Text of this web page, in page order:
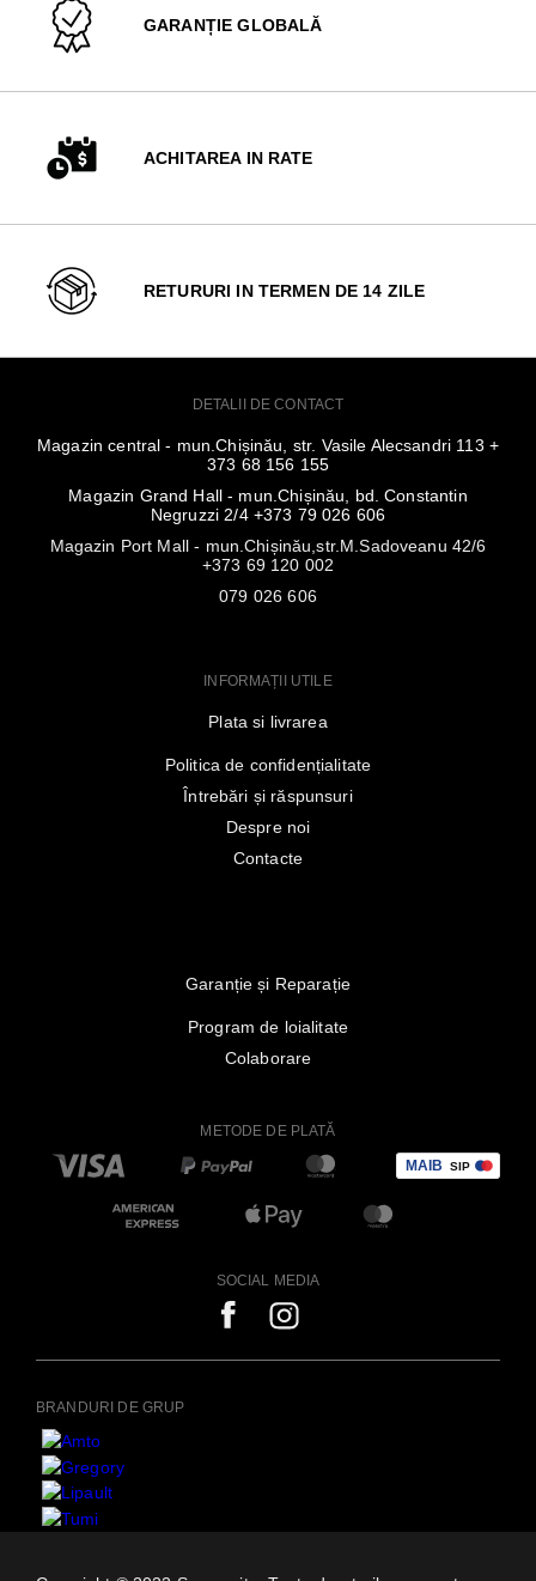
GARANȚIE GLOBALĂ
ACHITAREA IN RATE
RETURURI IN TERMEN DE 14 ZILE
DETALII DE CONTACT
Magazin central - mun.Chișinău, str. Vasile Alecsandri 113 +
373 68 156 155
Magazin Grand Hall - mun.Chișinău, bd. Constantin
Negruzzi 2/4 +373 79 026 606
Magazin Port Mall - mun.Chișinău,str.M.Sadoveanu 42/6
+373 69 120 002
079 026 606
INFORMAȚII UTILE
Plata si livrarea
Politica de confidențialitate
Întrebări și răspunsuri
Despre noi
Contacte
Garanție și Reparație
Program de loialitate
Colaborare
METODE DE PLATĂ
SOCIAL MEDIA
BRANDURI DE GRUP